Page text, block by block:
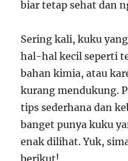
biar tetap sehat dan
Sering kali, kuku
hal-hal kecil seperti
bahan kimia, atau
kurang mendukung.
tips sederhana dan
banget punya kuku
enak dilihat. Yuk,
berikut!